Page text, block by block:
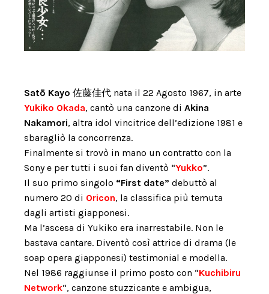
Satō Kayo 佐藤佳代 nata il 22 Agosto 1967, in arte
Yukiko Okada, cantò una canzone di Akina
Nakamori, altra idol vincitrice dell’edizione 1981 e
sbaragliò la concorrenza.
Finalmente si trovò in mano un contratto con la
Sony e per tutti i suoi fan diventò “Yukko”.
Il suo primo singolo “First date” debuttò al
numero 20 di Oricon, la classifica più temuta
dagli artisti giapponesi.
Ma l’ascesa di Yukiko era inarrestabile. Non le
bastava cantare. Diventò così attrice di drama (le
soap opera giapponesi) testimonial e modella.
Nel 1986 raggiunse il primo posto con “Kuchibiru
Network“, canzone stuzzicante e ambigua,